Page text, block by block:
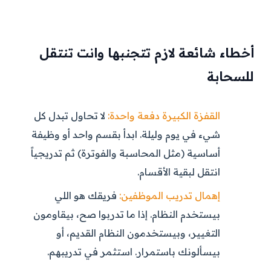
أخطاء شائعة لازم تتجنبها وانت تنتقل
للسحابة
القفزة الكبيرة دفعة واحدة: لا تحاول تبدل كل
شيء في يوم وليلة. ابدأ بقسم واحد أو وظيفة
أساسية (مثل المحاسبة والفوترة) ثم تدريجياً
انتقل لبقية الأقسام.
إهمال تدريب الموظفين: فريقك هو اللي
بيستخدم النظام. إذا ما تدربوا صح، بيقاومون
التغيير، وبيستخدمون النظام القديم، أو
بيسألونك باستمرار. استثمر في تدريبهم.